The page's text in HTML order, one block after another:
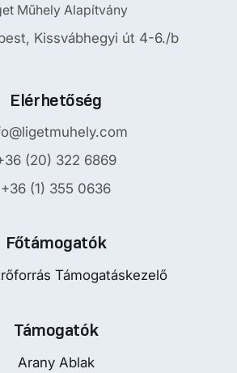
Műhely Alapítvány
Kissvábhegyi út 4-6./b
Elérhetőség
(20) 322 6869
+36 (1) 355 0636
Főtámogatók
Támogatáskezelő
Támogatók
Arany Ablak